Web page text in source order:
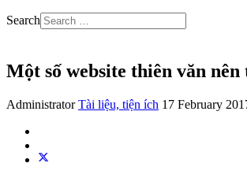
Search
Một số website thiên văn nên
Administrator Tài liệu, tiện ích 17 February